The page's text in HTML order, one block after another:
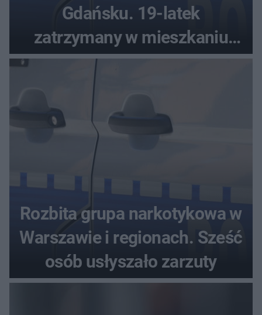
Gdańsku. 19-latek
zatrzymany w mieszkaniu
seniora
Rozbita grupa narkotykowa w
Warszawie i regionach. Sześć
osób usłyszało zarzuty